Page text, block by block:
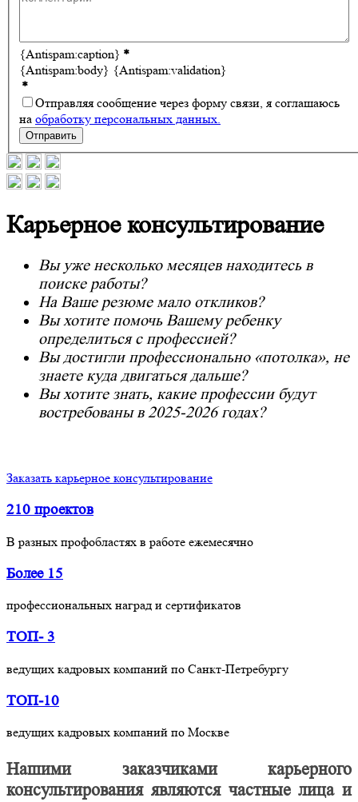
{Antispam:caption} *
{Antispam:body} {Antispam:validation}
*
Отправляя сообщение через форму связи, я соглашаюсь
на обработку персональных данных.
Отправить
Карьерное консультирование
Вы уже несколько месяцев находитесь в
поиске работы?
На Ваше резюме мало откликов?
Вы хотите помочь Вашему ребенку
определиться с профессией?
Вы достигли профессионально «потолка», не
знаете куда двигаться дальше?
Вы хотите знать, какие профессии будут
востребованы в 2025-2026 годах?
Заказать карьерное консультирование
210 проектов
В разных профобластях в работе ежемесячно
Более 15
профессиональных наград и сертификатов
ТОП- 3
ведущих кадровых компаний по Санкт-Петребургу
ТОП-10
ведущих кадровых компаний по Москве
Нашими заказчиками карьерного
консультирования являются частные лица и